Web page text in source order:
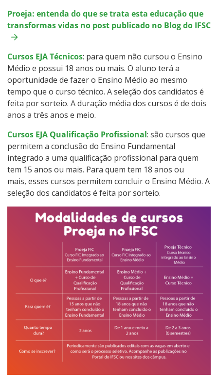
Processo de Inscrição
Resultados
Como posso estudar no IFSC?
Calendário de inscrições
Processos Seletivos
Cotas
Orientações para comprovação de cotas
Inscrições e acompanhamento
Orientações para Matrícula
Estatísticas dos Processos Seletivos
Cadastro de interesse
Proeja: entenda do que se trata esta educação que
transformas vidas no post publicado no Blog do IFSC
Cursos EJA Técnicos: para quem não cursou o Ensino
Médio e possui 18 anos ou mais. O aluno terá a
oportunidade de fazer o Ensino Médio ao mesmo
tempo que o curso técnico. A seleção dos candidatos é
feita por sorteio. A duração média dos cursos é de dois
anos a três anos e meio.
Cursos EJA Qualificação Profissional: são cursos que
permitem a conclusão do Ensino Fundamental
integrado a uma qualificação profissional para quem
tem 15 anos ou mais. Para quem tem 18 anos ou
mais, esses cursos permitem concluir o Ensino Médio. A
seleção dos candidatos é feita por sorteio.